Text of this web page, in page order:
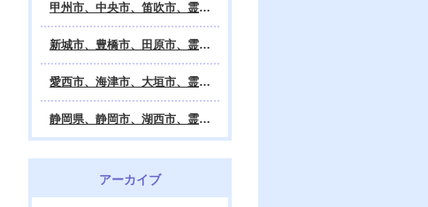
甲州市、中央市、笛吹市、霊視鑑定 天龍・占いの館 Dahlia、対面・電話・オンライン鑑定、除霊、霊視鑑定、遠隔 除霊 口コミ、浄霊、交霊、祈祷、御祓い、四柱推命、姓名判断・九星気学・易・タロット・手相・数秘術・動物占い・姓名学・命運鑑定、開運、不安・苦痛・恐怖、悩み相談、スピリチュアルカウンセラー、ヒーリング、霊気治療、霊能力者、霊媒師、天龍知裕著、幸せを求めて、天の神様 VS 地獄の神様、宇宙の真理で未来は希望の光、この世で天国 あの世で天国、天龍知裕ブログ。
新城市、豊橋市、田原市、霊視鑑定 天龍・占いの館 Dahlia、対面・電話・オンライン鑑定、除霊、霊視鑑定、遠隔 除霊 口コミ、浄霊、交霊、祈祷、御祓い、四柱推命、姓名判断・九星気学・易・タロット・手相・数秘術・動物占い・姓名学・命運鑑定、開運、不安・苦痛・恐怖、悩み相談、スピリチュアルカウンセラー、ヒーリング、霊能力者、霊媒師、天龍知裕著、幸せを求めて、天の神様 VS 地獄の神様、宇宙の真理で未来は希望の光、この世で天国 あの世で天国、天龍知裕ブログ。
愛西市、海津市、大垣市、霊視鑑定 天龍・占いの館 Dahlia、対面・電話・オンライン鑑定、遠隔 除霊 口コミ、浄霊、交霊、祈祷、御祓い、四柱推命、姓名判断・九星気学・易・タロット・手相・数秘術・動物占い・姓名学・命運鑑定、開運、不安・苦痛・恐怖、悩み相談、スピリチュアルカウンセラー、ヒーリング、霊能力者、霊媒師、天龍知裕著、幸せを求めて、天の神様 VS 地獄の神様、宇宙の真理で未来は希望の光、この世で天国 あの世で天国、天龍知裕ブログ。
静岡県、静岡市、湖西市、霊視鑑定 天龍・占いの館 Dahlia、対面・電話・オンライン鑑定、除霊、霊視鑑定、遠隔 除霊 口コミ、浄霊、交霊、祈祷、御祓い、四柱推命、姓名判断・九星気学・易・タロット・手相・数秘術・動物占い・姓名学・命運鑑定、開運、不安・苦痛・恐怖、悩み相談、スピリチュアルカウンセラー、ヒーリング、霊気治療、霊能力者、霊媒師、天龍知裕著、幸せを求めて、天の神様 VS 地獄の神様、宇宙の真理で未来は希望の光、この世で天国 あの世で天国、天龍知裕ブログ。
アーカイブ